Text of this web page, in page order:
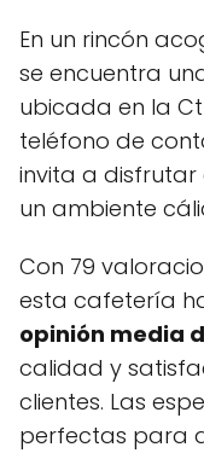
En un rincón
se encuentra
ubicada en la
teléfono de
invita a disfrutar
un ambiente
Con 79
esta cafetería
opinión media
calidad y
clientes. Las
perfectas para